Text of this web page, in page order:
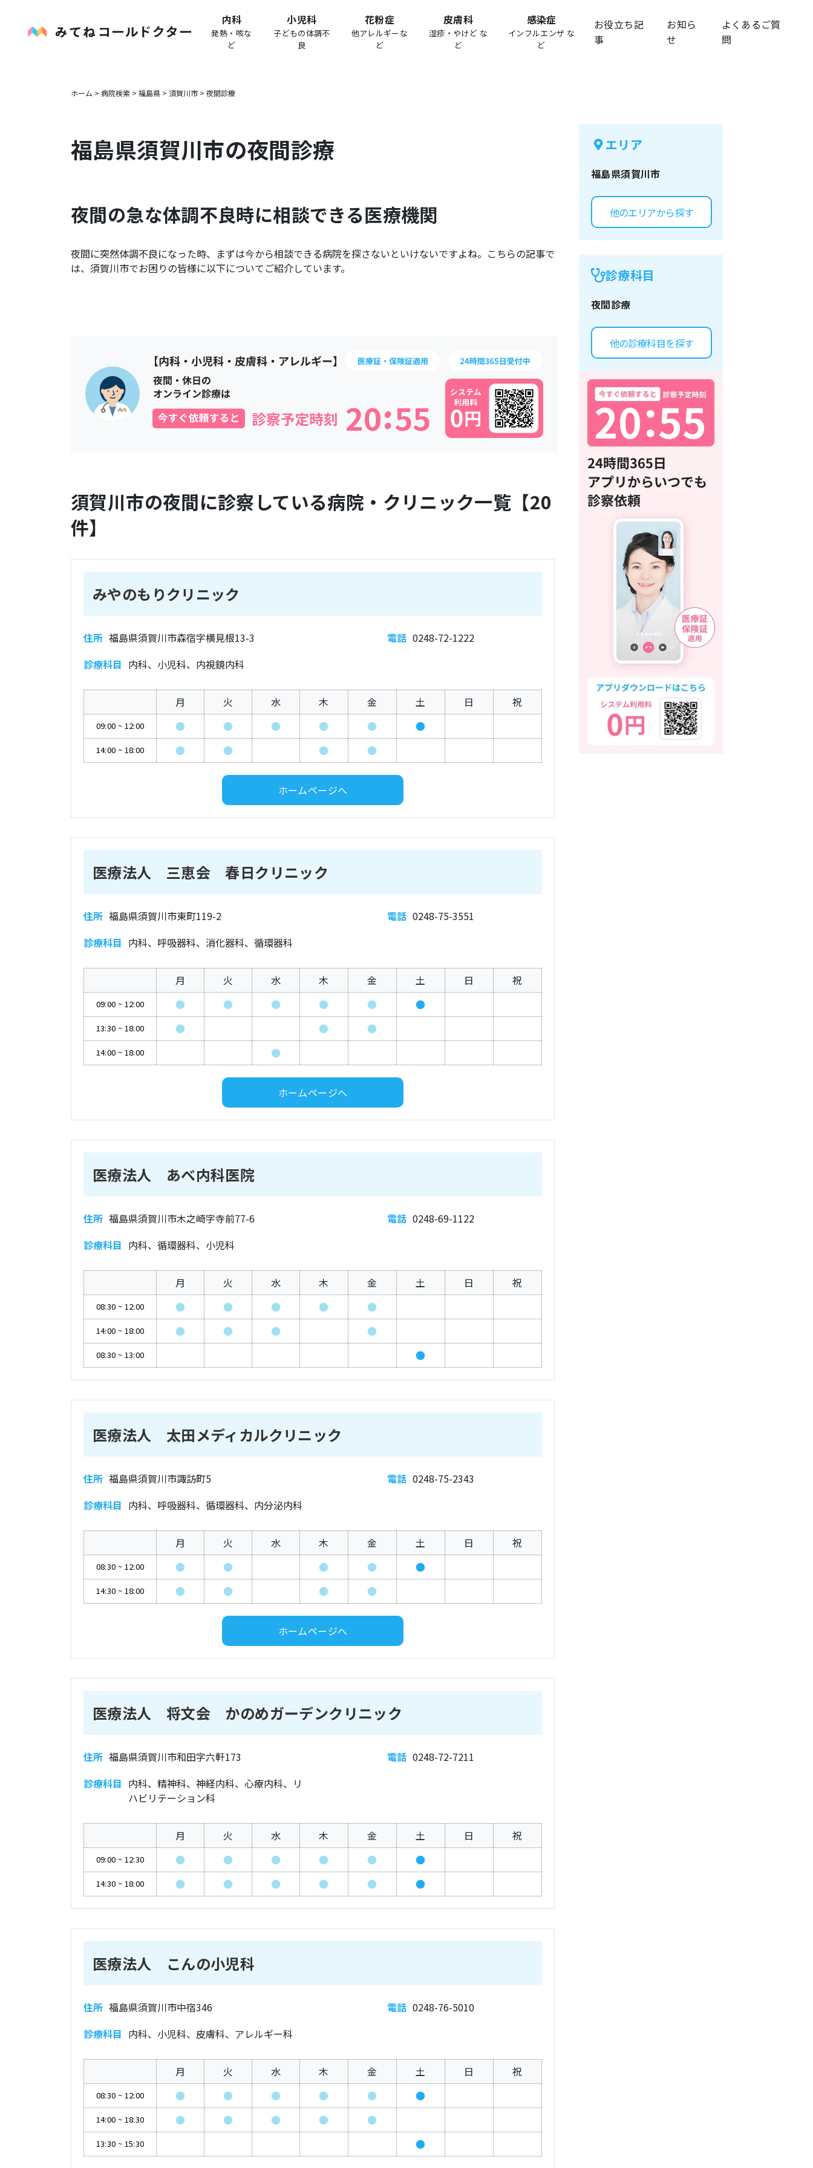
内科
発熱・咳な
ど
小児科
子どもの体調不
良
花粉症
他アレルギーな
ど
皮膚科
湿疹・やけど な
ど
感染症
インフルエンザ な
ど
お役立ち記
事
お知ら
せ
よくあるご質
問
ホーム > 病院検索 > 福島県 > 須賀川市 > 夜間診療
福島県須賀川市の夜間診療
夜間の急な体調不良時に相談できる医療機関
夜間に突然体調不良になった時、まずは今から相談できる病院を探さないといけないですよね。こちらの記事で
は、 須賀川市でお困りの皆様に以下についてご紹介しています。
20 55
:
須賀川市の夜間に診察している病院・クリニック一覧【20
件】
みやのもりクリニック
住所 福島県須賀川市森宿字横見根13-3 電話 0248-72-1222
診療科目 内科、小児科、内視鏡内科
月 火 水 木 金 土 日 祝
09:00 ~ 12:00 ● ● ● ● ● ●
14:00 ~ 18:00 ● ● ● ●
ホームページへ
医療法人 三恵会 春日クリニック
住所 福島県須賀川市東町119-2 電話 0248-75-3551
診療科目 内科、呼吸器科、消化器科、循環器科
月 火 水 木 金 土 日 祝
09:00 ~ 12:00 ● ● ● ● ● ●
13:30 ~ 18:00 ● ● ●
14:00 ~ 18:00 ●
ホームページへ
医療法人 あべ内科医院
住所 福島県須賀川市木之崎字寺前77-6 電話 0248-69-1122
診療科目 内科、循環器科、小児科
月 火 水 木 金 土 日 祝
08:30 ~ 12:00 ● ● ● ● ●
14:00 ~ 18:00 ● ● ● ●
08:30 ~ 13:00 ●
医療法人 太田メディカルクリニック
住所 福島県須賀川市諏訪町5 電話 0248-75-2343
診療科目 内科、呼吸器科、循環器科、内分泌内科
月 火 水 木 金 土 日 祝
08:30 ~ 12:00 ● ● ● ● ●
14:30 ~ 18:00 ● ● ● ●
ホームページへ
医療法人 将文会 かのめガーデンクリニック
住所 福島県須賀川市和田字六軒173 電話 0248-72-7211
診療科目 内科、精神科、神経内科、心療内科、リ
ハビリテーション科
月 火 水 木 金 土 日 祝
09:00 ~ 12:30 ● ● ● ● ● ●
14:30 ~ 18:00 ● ● ● ● ● ●
医療法人 こんの小児科
住所 福島県須賀川市中宿346 電話 0248-76-5010
診療科目 内科、小児科、皮膚科、アレルギー科
月 火 水 木 金 土 日 祝
08:30 ~ 12:00 ● ● ● ● ● ●
14:00 ~ 18:30 ● ● ● ● ●
13:30 ~ 15:30 ●
エリア
福島県須賀川市
他のエリアから探す
診療科目
夜間診療
他の診療科目を探す
20：
55